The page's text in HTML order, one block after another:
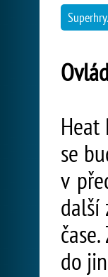
Heat
se
v
další
do